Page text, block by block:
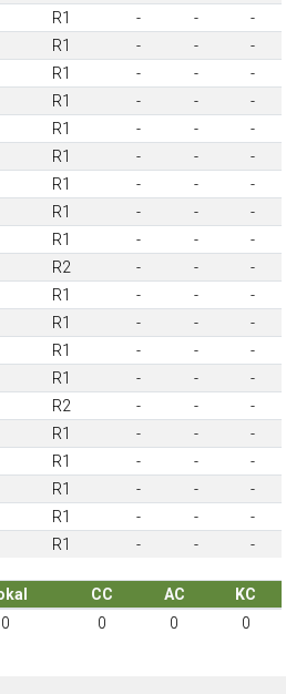
R1 - -
-
R1 - -
-
R1 - -
-
R1 - -
-
R1 - -
-
R1 - -
-
R1 - -
-
R1 - -
-
R1 - -
-
R2 - -
-
R1 - -
-
R1 - -
-
R1 - -
-
R1 - -
-
R2 - -
-
R1 - -
-
R1 - -
-
R1 - -
-
R1 - -
-
R1 - - -
CC AC
KC
0 0 0 0